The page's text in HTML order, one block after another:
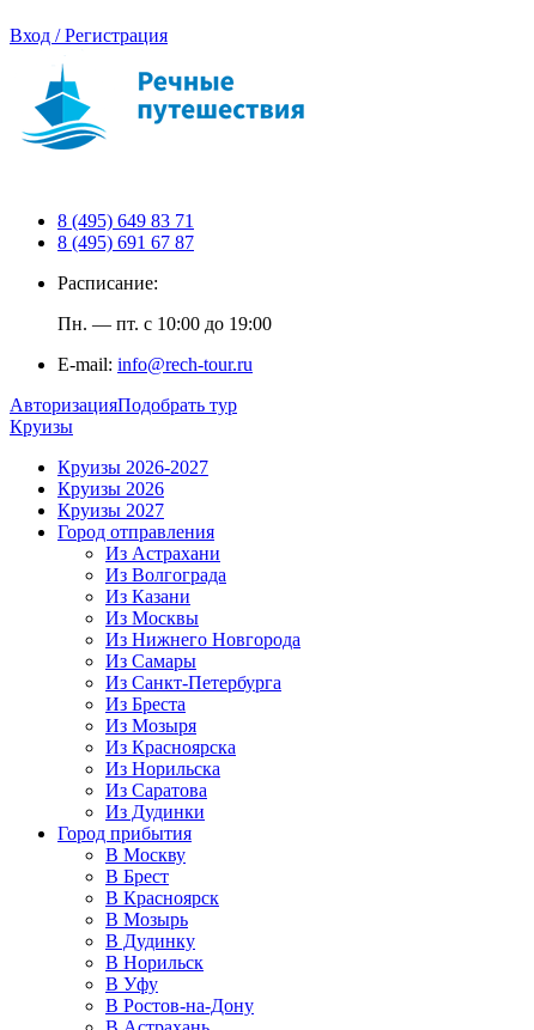
Вход / Регистрация
8 (495) 649 83 71
8 (495) 691 67 87
Расписание:
Пн. — пт. с 10:00 до 19:00
E-mail: info@rech-tour.ru
АвторизацияПодобрать тур
Круизы
Круизы 2026-2027
Круизы 2026
Круизы 2027
Город отправления
Из Астрахани
Из Волгограда
Из Казани
Из Москвы
Из Нижнего Новгорода
Из Самары
Из Санкт-Петербурга
Из Бреста
Из Мозыря
Из Красноярска
Из Норильска
Из Саратова
Из Дудинки
Город прибытия
В Москву
В Брест
В Красноярск
В Мозырь
В Дудинку
В Норильск
В Уфу
В Ростов-на-Дону